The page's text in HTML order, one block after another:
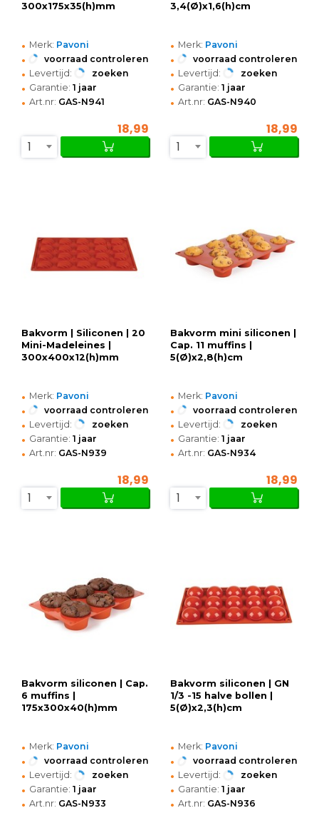
300x175x35(h)mm
• Merk: Pavoni
• voorraad controleren
• Levertijd: zoeken
• Garantie: 1 jaar
• Art.nr: GAS-N941
18,99
1
3,4(Ø)x1,6(h)cm
• Merk: Pavoni
• voorraad controleren
• Levertijd: zoeken
• Garantie: 1 jaar
• Art.nr: GAS-N940
18,99
1
Bakvorm | Siliconen | 20
Mini-Madeleines |
300x400x12(h)mm
• Merk: Pavoni
• voorraad controleren
• Levertijd: zoeken
• Garantie: 1 jaar
• Art.nr: GAS-N939
18,99
1
Bakvorm mini siliconen |
Cap. 11 muffins |
5(Ø)x2,8(h)cm
• Merk: Pavoni
• voorraad controleren
• Levertijd: zoeken
• Garantie: 1 jaar
• Art.nr: GAS-N934
18,99
1
Bakvorm siliconen | Cap.
6 muffins |
175x300x40(h)mm
• Merk: Pavoni
• voorraad controleren
• Levertijd: zoeken
• Garantie: 1 jaar
• Art.nr: GAS-N933
Bakvorm siliconen | GN
1/3 -15 halve bollen |
5(Ø)x2,3(h)cm
• Merk: Pavoni
• voorraad controleren
• Levertijd: zoeken
• Garantie: 1 jaar
• Art.nr: GAS-N936